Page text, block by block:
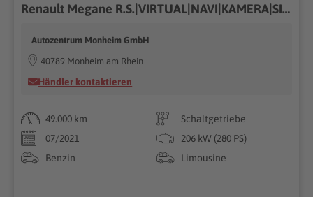
Renault Megane R.S.|VIRTUAL|NAVI|KAMERA|SITZHEIZUNG|LED
Autozentrum Monheim GmbH
40789 Monheim am Rhein
Händler kontaktieren
49.000 km
Schaltgetriebe
07/2021
206 kW (280 PS)
Benzin
Limousine